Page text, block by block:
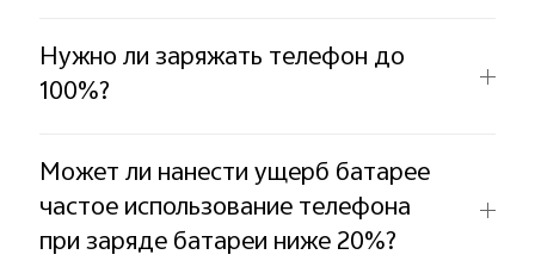
Нужно ли заряжать телефон до
100%?
Может ли нанести ущерб батарее
частое использование телефона
при заряде батареи ниже 20%?